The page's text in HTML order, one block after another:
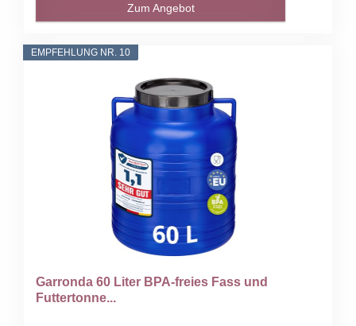
Zum Angebot
EMPFEHLUNG NR. 10
Garronda 60 Liter BPA-freies Fass und
Futtertonne...